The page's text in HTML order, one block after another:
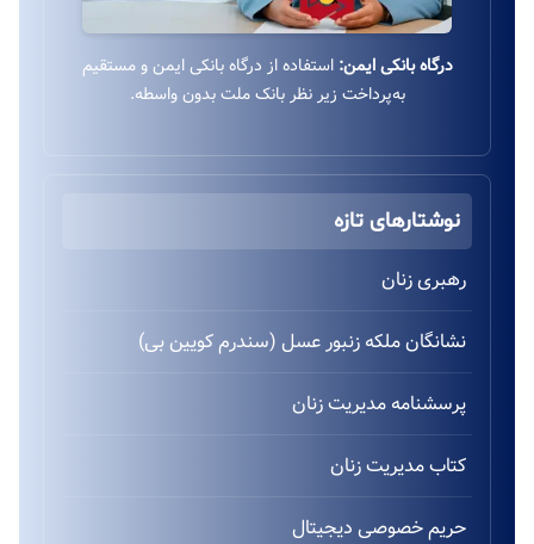
درگاه بانکی ایمن: استفاده از درگاه بانکی ایمن و مستقیم
به‌پرداخت زیر نظر بانک ملت بدون واسطه.
نوشتارهای تازه
رهبری زنان
نشانگان ملکه زنبور عسل (سندرم کویین بی)
پرسشنامه مدیریت زنان
کتاب مدیریت زنان
حریم خصوصی دیجیتال